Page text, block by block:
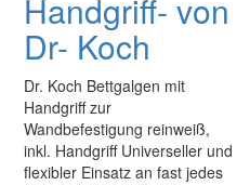
Handgriff- von
Dr- Koch
Dr. Koch Bettgalgen mit
Handgriff zur
Wandbefestigung reinweiß,
inkl. Handgriff Universeller und
flexibler Einsatz an fast jedes